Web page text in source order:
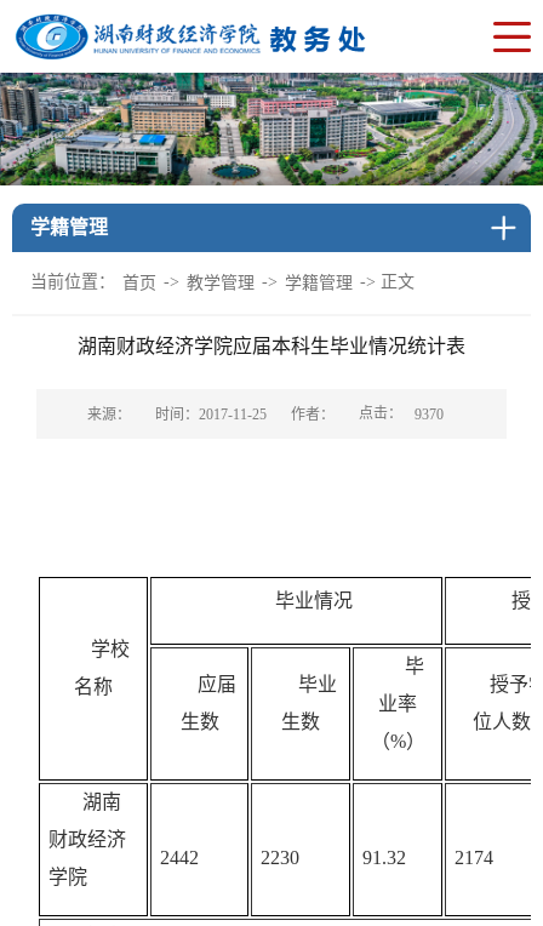
学籍管理
当前位置： 首页 -> 教学管理 -> 学籍管理 -> 正文
湖南财政经济学院应届本科生毕业情况统计表
来源： 时间：2017-11-25 作者： 点击： 9370
学校
名称
毕业情况 授
应届
生数
毕业
生数
毕
业率
（%）
授予
位人数
湖南
财政经济
学院
2442 2230 91.32 2174